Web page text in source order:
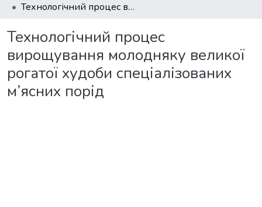
Технологічний процес вирощування молодняку великої рогатої худоби спеціалізованих м’ясних порід
Технологічний процес
вирощування молодняку великої
рогатої худоби спеціалізованих
м’ясних порід